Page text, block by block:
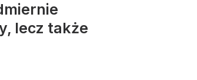
lecz także